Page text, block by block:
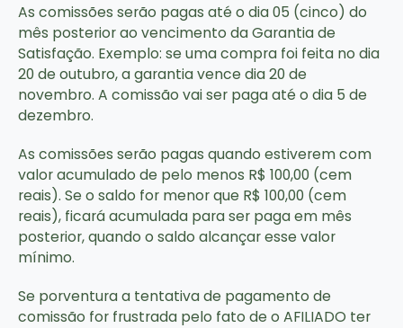
As comissões serão pagas até o dia 05 (cinco) do
mês posterior ao vencimento da Garantia de
Satisfação. Exemplo: se uma compra foi feita no dia
20 de outubro, a garantia vence dia 20 de
novembro. A comissão vai ser paga até o dia 5 de
dezembro.
As comissões serão pagas quando estiverem com
valor acumulado de pelo menos R$ 100,00 (cem
reais). Se o saldo for menor que R$ 100,00 (cem
reais), ficará acumulada para ser paga em mês
posterior, quando o saldo alcançar esse valor
mínimo.
Se porventura a tentativa de pagamento de
comissão for frustrada pelo fato de o AFILIADO ter